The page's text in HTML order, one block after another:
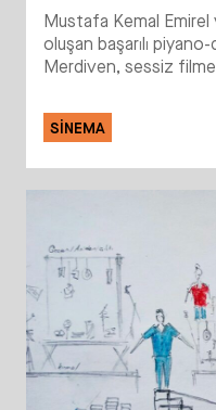
Mustafa Kemal Emirel
oluşan başarılı
Merdiven, sessiz filme
SINEMA